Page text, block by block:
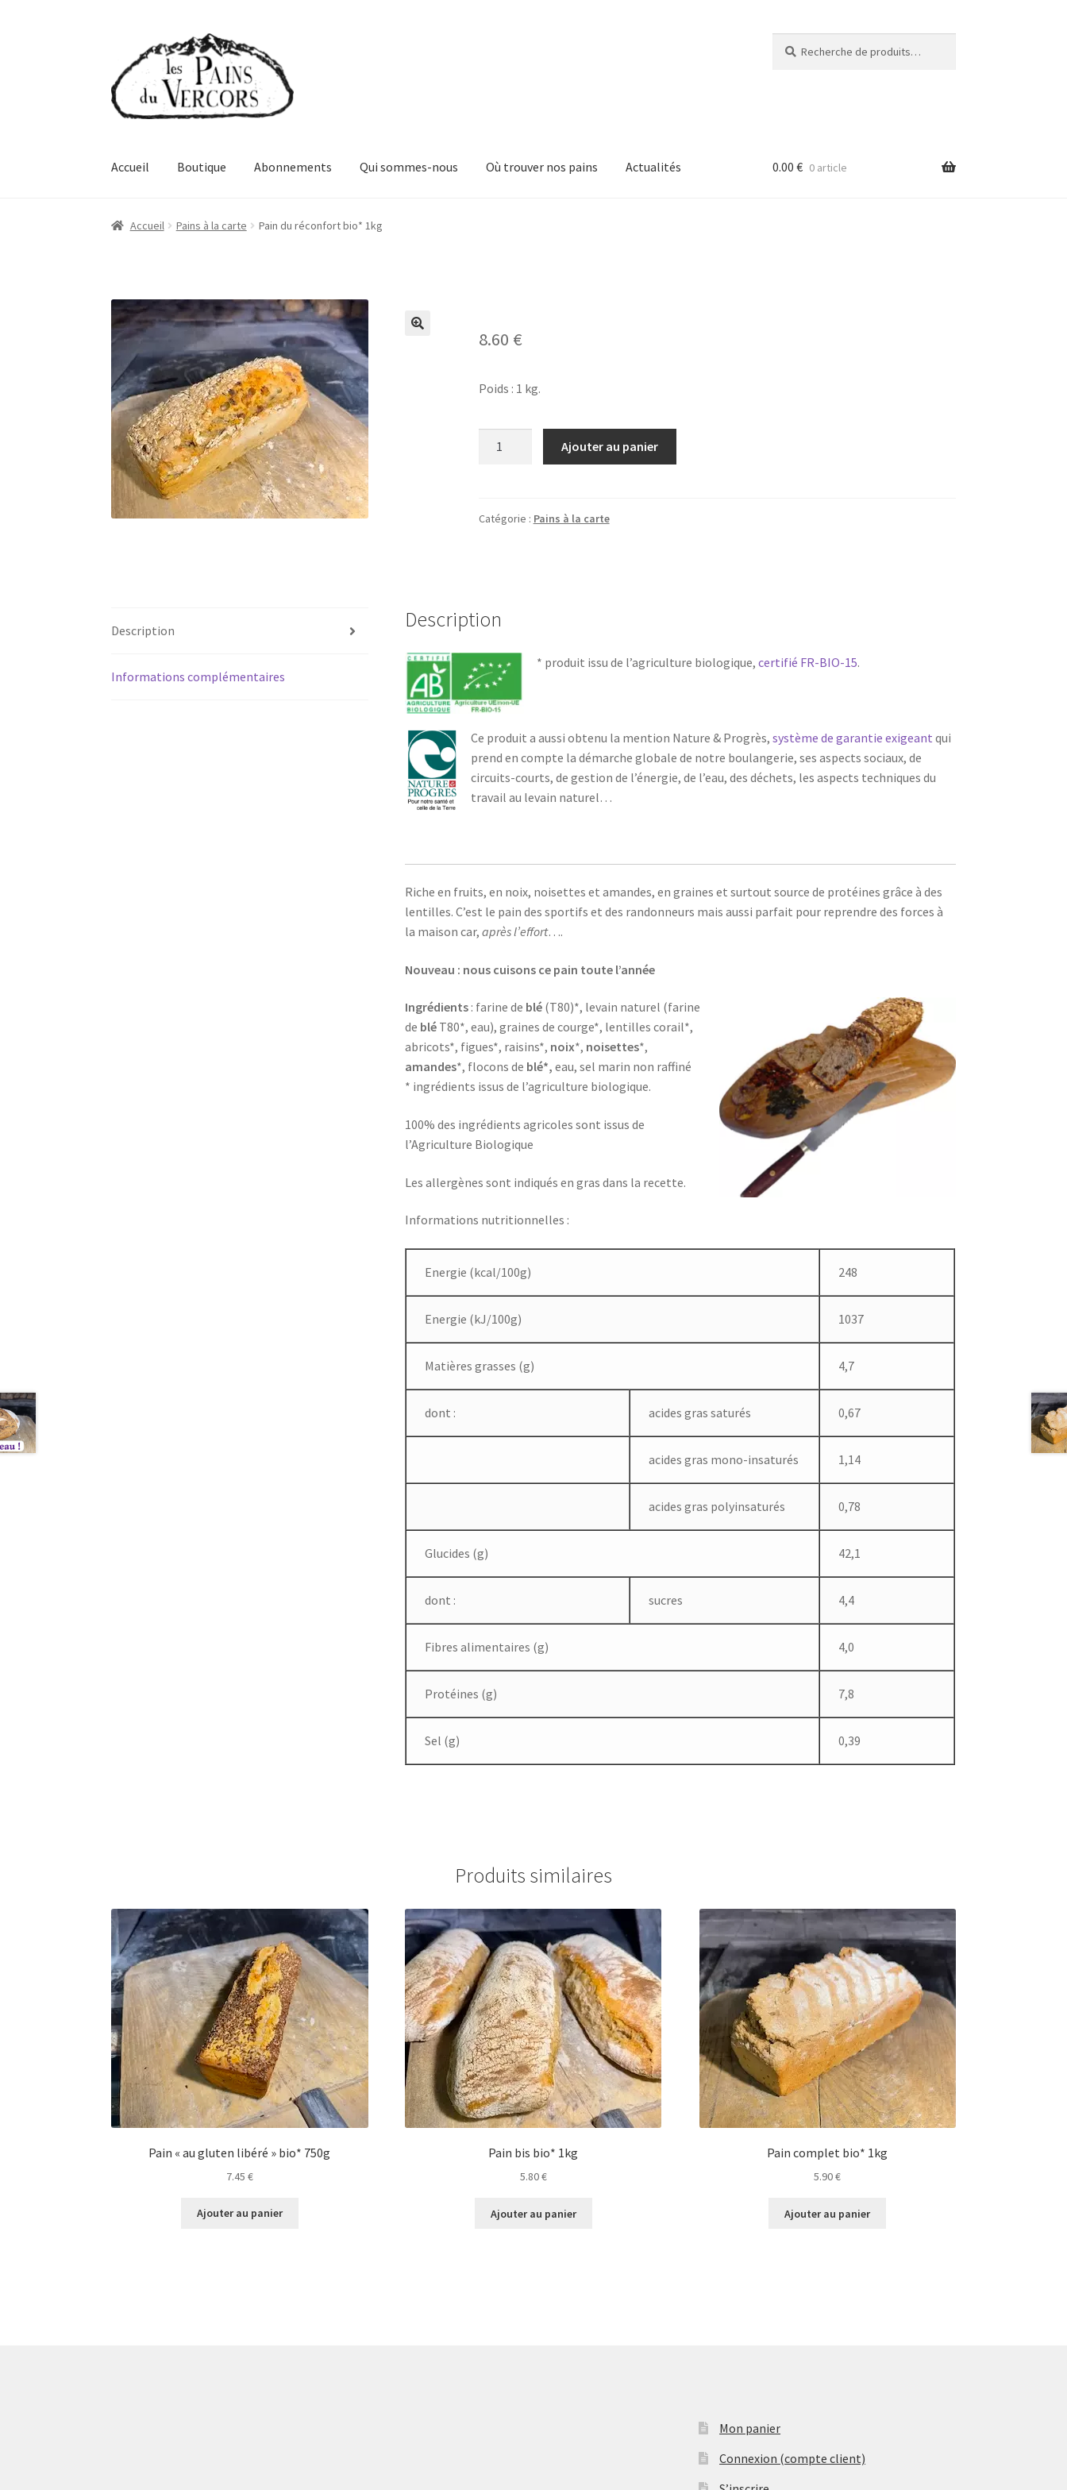
la
navigation
contenu
pour :
Accueil Boutique Abonnements Qui sommes-nous Où trouver nos pains Actualités 0.00 € 0 article
Accueil Pains à la carte Pain du réconfort bio* 1kg
8.60 €
Poids : 1 kg.
réconfort
Ajouter au panier
Catégorie : Pains à la carte
Description
Informations complémentaires
Description
* produit issu de l’agriculture biologique,certifié FR-BIO-15.
Ce produit a aussi obtenu la mention Nature & Progrès,système de garantie exigeant qui
prend en compte la démarche globale de notre boulangerie, ses aspects sociaux, de
circuits-courts, de gestion de l’énergie, de l’eau, des déchets, les aspects techniques du
travail au levain naturel…
Riche en fruits, en noix, noisettes et amandes, en graines et surtout source de protéines grâce à des
lentilles. C’est le pain des sportifs et des randonneurs mais aussi parfait pour reprendre des forces à
la maison car,après l’effort….
Nouveau : nous cuisons ce pain toute l’année
Ingrédients : farine de blé (T80)*, levain naturel (farine
de blé T80*, eau), graines de courge*, lentilles corail*,
abricots*, figues*, raisins*, noix*, noisettes*,
amandes*, flocons de blé*, eau, sel marin non raffiné
* ingrédients issus de l’agriculture biologique.
100% des ingrédients agricoles sont issus de
l’Agriculture Biologique
Les allergènes sont indiqués en gras dans la recette.
Informations nutritionnelles :
Energie (kcal/100g) 248
Energie (kJ/100g) 1037
Matières grasses (g) 4,7
dont : acides gras saturés 0,67
acides gras mono-insaturés 1,14
acides gras polyinsaturés 0,78
Glucides (g) 42,1
dont : sucres 4,4
Fibres alimentaires (g) 4,0
Protéines (g) 7,8
Sel (g) 0,39
Produits similaires
Pain « au gluten libéré » bio* 750g
7.45 €
Ajouter au panier
Pain bis bio* 1kg
5.80€
Ajouter au panier
Pain complet bio* 1kg
5.90€
Ajouter au panier
Mon panier
Connexion (compte client)